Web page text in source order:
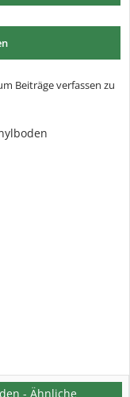
Beiträge verfassen zu
- Ähnliche